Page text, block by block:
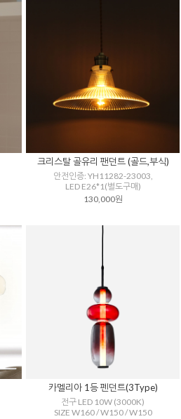
크리스탈 골유리 팬던트 (골드,부식)
안전인증: YH11282-23003,
LED E26*1(별도구매)
130,000원
카멜리아 1등 펜던트(3Type)
전구 LED 10W (3000K)
SIZE W160 / W150 / W150